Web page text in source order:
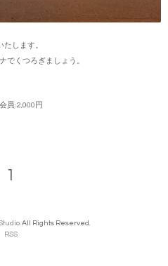
します。
でくつろぎましょう。
員: 2,000円
1
. All Rights Reserved.
RSS